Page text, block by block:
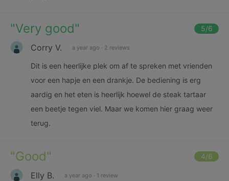
"Very good" 5/6
Corry V. a year ago · 2 reviews
Dit is een heerlijke plek om af te spreken met vrienden
voor een hapje en een drankje. De bediening is erg
aardig en het eten is heerlijk hoewel de steak tartaar
een beetje tegen viel. Maar we komen hier graag weer
terug.
"Good" 4/6
Elly B. a year ago · 1 review